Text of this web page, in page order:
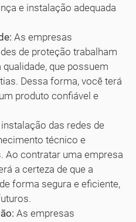
e instalação adequada
As empresas
de proteção trabalham
que possuem
Dessa forma, você terá
produto confiável e
das redes de
técnico e
Ao contratar uma empresa
a certeza de que a
forma segura e eficiente,
As empresas